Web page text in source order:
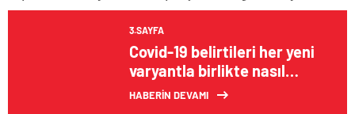
3.SAYFA
Covid-19 belirtileri her yeni
varyantla birlikte nasıl
değişti?
HABERİN DEVAMI